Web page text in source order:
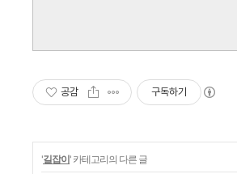
공감 구독하기
'길잡이' 카테고리의 다른 글